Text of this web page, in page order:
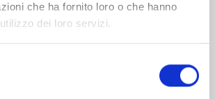
che ha fornito loro o che hanno
dei loro servizi.